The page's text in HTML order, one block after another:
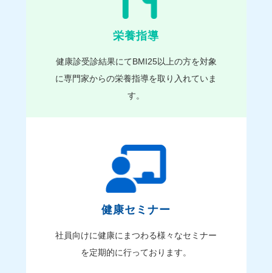
栄養指導
健康診受診結果にてBMI25以上の方を対象
に専門家からの栄養指導を取り入れていま
す。
健康セミナー
社員向けに健康にまつわる様々なセミナー
を定期的に行っております。